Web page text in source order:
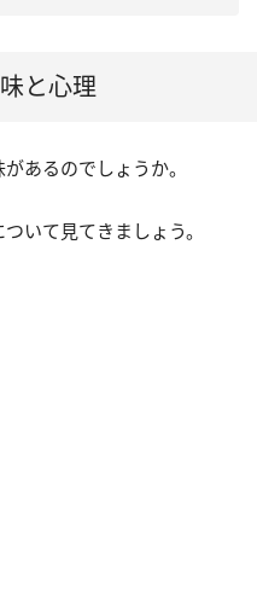
と心理
あるのでしょうか。
いて見てきましょう。